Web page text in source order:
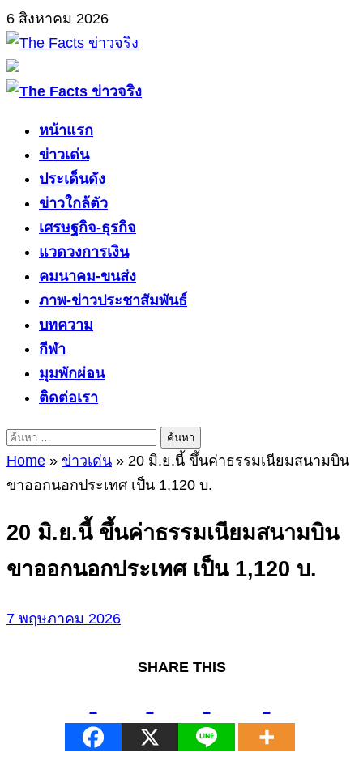
Skip
to
content
6 สิงหาคม 2026
Primary
หน้าแรก
ข่าวเด่น
ประเด็นดัง
ข่าวใกล้ตัว
เศรษฐกิจ-ธุรกิจ
แวดวงการเงิน
คมนาคม-ขนส่ง
ภาพ-ข่าวประชาสัมพันธ์
บทความ
กีฬา
มุมพักผ่อน
ติดต่อเรา
ค้นหา
สำหรับ:
Home » ข่าวเด่น » 20 มิ.ย.นี้ ขึ้นค่าธรรมเนียมสนามบิน
ขาออกนอกประเทศ เป็น 1,120 บ.
20 มิ.ย.นี้ ขึ้นค่าธรรมเนียมสนามบิน
ขาออกนอกประเทศ เป็น 1,120 บ.
7 พฤษภาคม 2026
SHARE THIS